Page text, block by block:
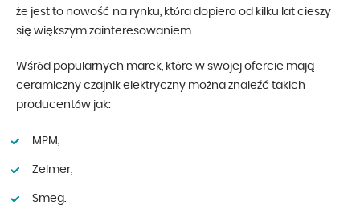
że jest to nowość na rynku, która dopiero od kilku lat cieszy
się większym zainteresowaniem.
Wśród popularnych marek, które w swojej ofercie mają
ceramiczny czajnik elektryczny można znaleźć takich
producentów jak:
MPM,
Zelmer,
Smeg.